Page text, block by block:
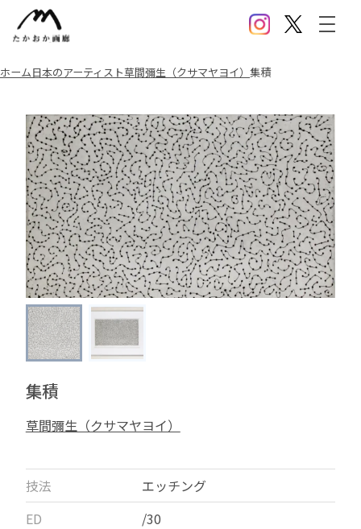
InstagramX(Twitter)
メニ
ホーム日本のアーティスト草間彌生（クサマヤヨイ） 集積
集積
草間彌生（クサマヤヨイ）
技法
エッチング
ED
/30